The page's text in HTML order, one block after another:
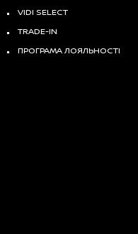
VIDI SELECT
TRADE-IN
ПРОГРАМА ЛОЯЛЬНОСТІ